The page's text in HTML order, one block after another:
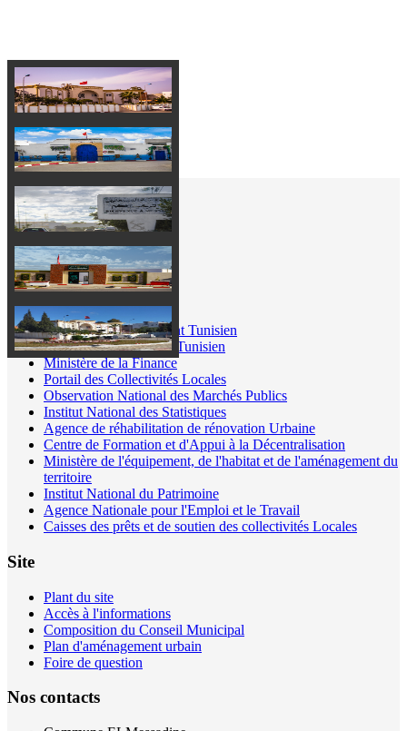
Liens Utiles
Portail du gouvernement Tunisien
Ministère de l'Intérieur Tunisien
Ministère de la Finance
Portail des Collectivités Locales
Observation National des Marchés Publics
Institut National des Statistiques
Agence de réhabilitation de rénovation Urbaine
Centre de Formation et d'Appui à la Décentralisation
Ministère de l'équipement, de l'habitat et de l'aménagement du
territoire
Institut National du Patrimoine
Agence Nationale pour l'Emploi et le Travail
Caisses des prêts et de soutien des collectivités Locales
Site
Plant du site
Accès à l'informations
Composition du Conseil Municipal
Plan d'aménagement urbain
Foire de question
Nos contacts